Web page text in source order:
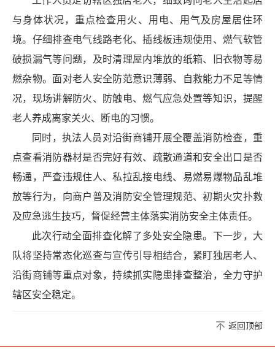
与身体状况，重点检查用火、用电、用气及房屋居住环
境。仔细排查电气线路老化、插线板违规使用、燃气软管
破损漏气等问题，及时清理屋内堆放的纸箱、旧衣物等易
燃杂物。面对老人安全防范意识薄弱、自救能力不足等情
况，现场讲解防火、防触电、燃气应急处置等知识，提醒
老人养成离家关火、断电的习惯。
同时，执法人员对沿街商铺开展全覆盖消防检查，重
点查看消防器材是否完好有效、疏散通道和安全出口是否
畅通，严查违规住人、私拉乱接电线、易燃易爆物品乱堆
放等行为，向商户普及消防安全管理规范、初期火灾扑救
及应急逃生技巧，督促经营主体落实消防安全主体责任。
此次行动全面排查化解了多处安全隐患。下一步，大
队将坚持常态化巡查与宣传引导相结合，紧盯独居老人、
沿街商铺等重点对象，持续抓实隐患排查整治，全力守护
辖区安全稳定。
返回顶部